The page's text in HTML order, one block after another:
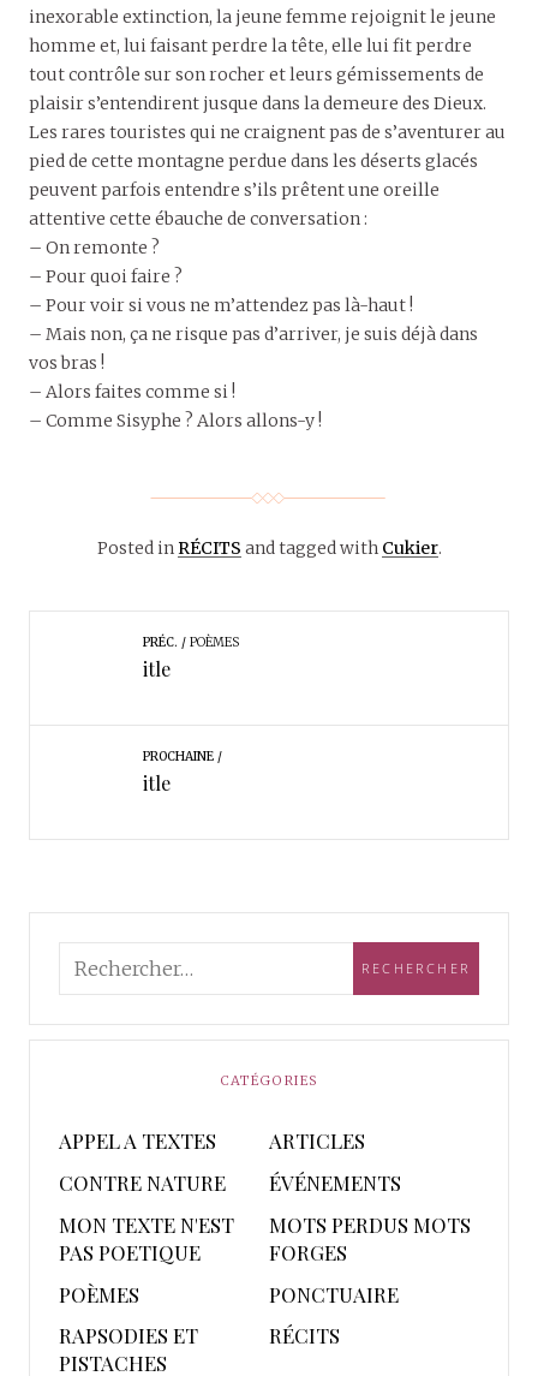
inexorable extinction, la jeune femme rejoignit le jeune
homme et, lui faisant perdre la tête, elle lui fit perdre
tout contrôle sur son rocher et leurs gémissements de
plaisir s’entendirent jusque dans la demeure des Dieux.
Les rares touristes qui ne craignent pas de s’aventurer au
pied de cette montagne perdue dans les déserts glacés
peuvent parfois entendre s’ils prêtent une oreille
attentive cette ébauche de conversation :
– On remonte ?
– Pour quoi faire ?
– Pour voir si vous ne m’attendez pas là-haut !
– Mais non, ça ne risque pas d’arriver, je suis déjà dans
vos bras !
– Alors faites comme si !
– Comme Sisyphe ? Alors allons-y !
Posted inRÉCITS and tagged with Cukier.
PRÉC. POÈMES
itle
PROCHAINE
itle
CATÉGORIES
APPEL A TEXTES
ARTICLES
CONTRE NATURE
ÉVÉNEMENTS
MON TEXTE N'EST
PAS POETIQUE
MOTS PERDUS MOTS
FORGES
POÈMES
PONCTUAIRE
RAPSODIES ET
PISTACHES
RÉCITS